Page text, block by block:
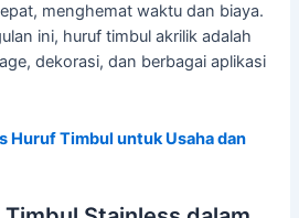
menghemat waktu dan biaya.
ini, huruf timbul akrilik adalah
dekorasi, dan berbagai aplikasi
Huruf Timbul untuk Usaha dan